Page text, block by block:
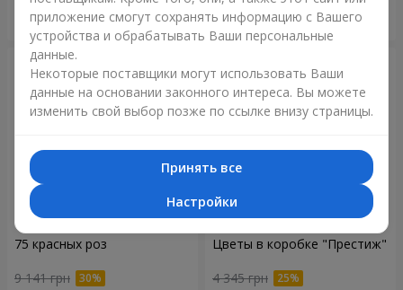
Заказать Заказать
75 красных роз
9 141 грн
Цветы в коробке "Престиж"
4 345 грн
приложение смогут сохранять информацию с Вашего
устройства и обрабатывать Ваши персональные
данные.
Некоторые поставщики могут использовать Ваши
данные на основании законного интереса. Вы можете
изменить свой выбор позже по ссылке внизу страницы.
Принять все
Настройки